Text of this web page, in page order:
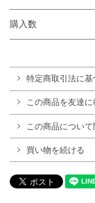
購入数
特定商取引法に基
この商品を友達に
この商品につい
買い物を続ける